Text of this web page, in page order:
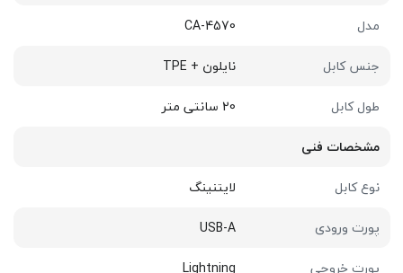
مدل
CA-4570
جنس کابل
نایلون + TPE
طول کابل
20 سانتی متر
مشخصات فنی
نوع کابل
لایتنینگ
پورت ورودی
USB-A
پورت خروجی
Lightning